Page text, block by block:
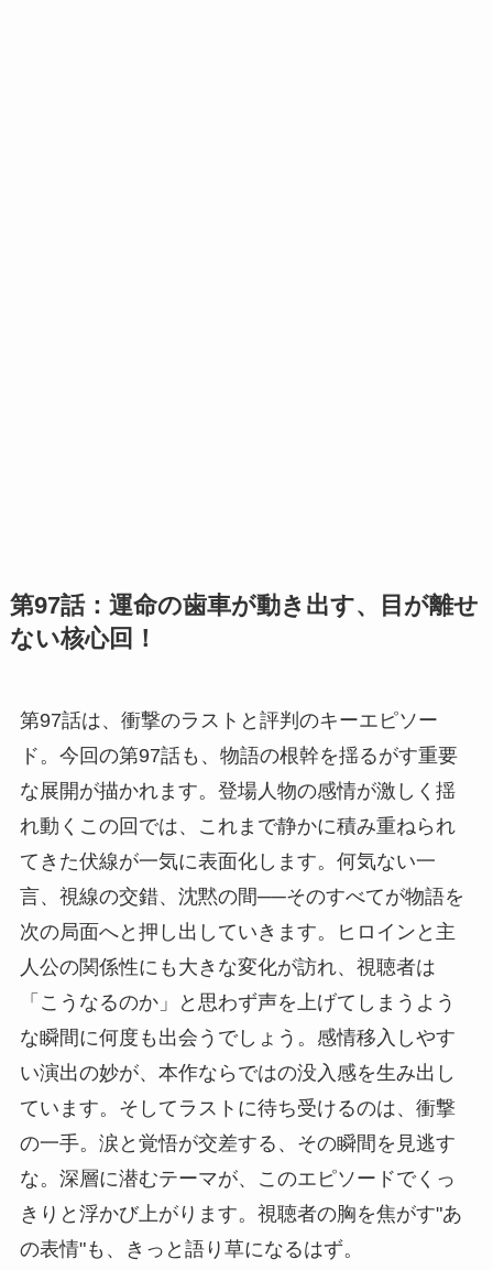
第97話：運命の歯車が動き出す、目が離せ
ない核心回！
第97話は、衝撃のラストと評判のキーエピソー
ド。今回の第97話も、物語の根幹を揺るがす重要
な展開が描かれます。登場人物の感情が激しく揺
れ動くこの回では、これまで静かに積み重ねられ
てきた伏線が一気に表面化します。何気ない一
言、視線の交錯、沈黙の間──そのすべてが物語を
次の局面へと押し出していきます。ヒロインと主
人公の関係性にも大きな変化が訪れ、視聴者は
「こうなるのか」と思わず声を上げてしまうよう
な瞬間に何度も出会うでしょう。感情移入しやす
い演出の妙が、本作ならではの没入感を生み出し
ています。そしてラストに待ち受けるのは、衝撃
の一手。涙と覚悟が交差する、その瞬間を見逃す
な。深層に潜むテーマが、このエピソードでくっ
きりと浮かび上がります。視聴者の胸を焦がす"あ
の表情"も、きっと語り草になるはず。